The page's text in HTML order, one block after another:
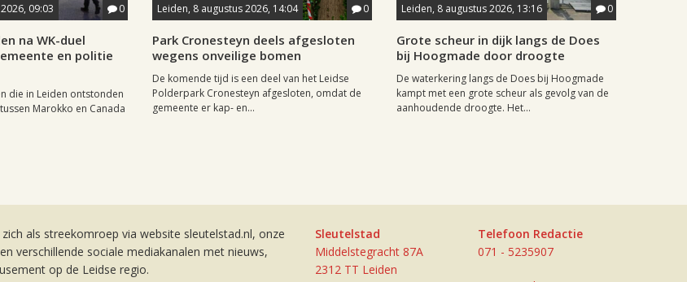
09:03 0
na WK-duel
en politie
die in Leiden ontstonden
Marokko en Canada
Leiden, 8 augustus 2026, 14:04 0
Park Cronesteyn deels afgesloten
wegens onveilige bomen
De komende tijd is een deel van het Leidse
Polderpark Cronesteyn afgesloten, omdat de
gemeente er kap- en...
Leiden, 8 augustus 2026, 13:16 0
Grote scheur in dijk langs de Does
bij Hoogmade door droogte
De waterkering langs de Does bij Hoogmade
kampt met een grote scheur als gevolg van de
aanhoudende droogte. Het...
als streekomroep via website sleutelstad.nl, onze
verschillende sociale mediakanalen met nieuws,
op de Leidse regio.
Sleutelstad
Middelstegracht 87A
2312 TT Leiden
Telefoon Redactie
071 - 5235907